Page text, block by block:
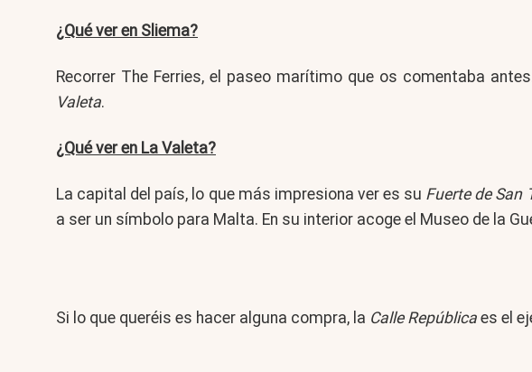
¿Qué ver en Sliema?
Recorrer The Ferries, el paseo marítimo que os comentaba
Valeta.
¿Qué ver en La Valeta?
La capital del país, lo que más impresiona ver es su Fuerte de San
a ser un símbolo para Malta. En su interior acoge el Museo de la
Si lo que queréis es hacer alguna compra, la Calle República es el